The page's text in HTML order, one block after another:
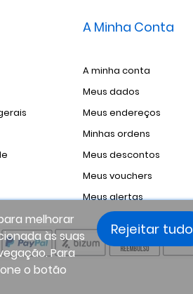
melhorar
às suas
Para
o botão
Rejeitar tudo
A Minha Conta
A minha conta
Meus dados
Meus endereços
Minhas ordens
Meus descontos
Meus vouchers
Meus alertas